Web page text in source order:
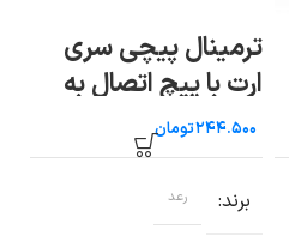
ترمینال پیچی سری
ارت با پیچ اتصال به
ریل سایز ۱۰ رعد
تومان
برند رعد